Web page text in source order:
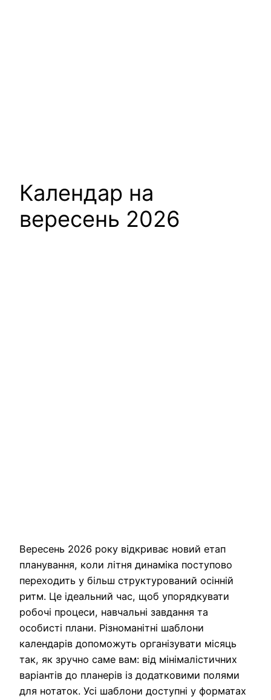
Календар на
вересень 2026
Вересень 2026 року відкриває новий етап
планування, коли літня динаміка поступово
переходить у більш структурований осінній
ритм. Це ідеальний час, щоб упорядкувати
робочі процеси, навчальні завдання та
особисті плани. Різноманітні шаблони
календарів допоможуть організувати місяць
так, як зручно саме вам: від мінімалістичних
варіантів до планерів із додатковими полями
для нотаток. Усі шаблони доступні у форматах